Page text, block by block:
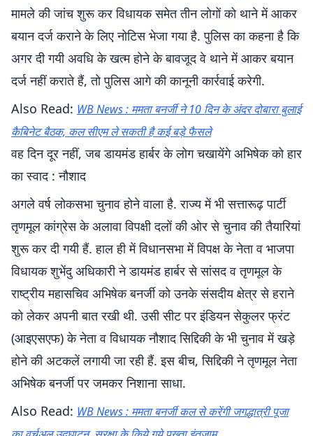
मामले की जांच शुरू कर विधायक समेत तीन लोगों को थाने में आकर
बयान दर्ज कराने के लिए नोटिस भेजा गया है. पुलिस का कहना है कि
अगर दी गयी अवधि के खत्म होने के बावजूद वे थाने में आकर बयान
दर्ज नहीं कराते हैं, तो पुलिस आगे की कानूनी कार्रवाई करेगी.
Also Read: WB News : ममता बनर्जी ने 10 दिन के अंदर दोबारा बुलाई
कैबिनेट बैठक, कल सीएम ले सकती है कई बड़े फैसले
वह दिन दूर नहीं, जब डायमंड हार्बर के लोग चखायेंगे अभिषेक को हार
का स्वाद : नौशाद
अगले वर्ष लोकसभा चुनाव होने वाला है. राज्य में भी सत्तारूढ़ पार्टी
तृणमूल कांग्रेस के अलावा विपक्षी दलों की ओर से चुनाव की तैयारियां
शुरू कर दी गयी हैं. हाल ही में विधानसभा में विपक्ष के नेता व भाजपा
विधायक शुभेंदु अधिकारी ने डायमंड हार्बर से सांसद व तृणमूल के
राष्ट्रीय महासचिव अभिषेक बनर्जी को उनके संसदीय क्षेत्र से हराने
को लेकर अपनी बात रखी थी. उसी सीट पर इंडियन सेकुलर फ्रंट
(आइएसएफ) के नेता व विधायक नौशाद सिद्दिकी के भी चुनाव में खड़े
होने की अटकलें लगायी जा रही हैं. इस बीच, सिद्दिकी ने तृणमूल नेता
अभिषेक बनर्जी पर जमकर निशाना साधा.
Also Read: WB News : ममता बनर्जी कल से करेंगी जगद्धात्री पूजा